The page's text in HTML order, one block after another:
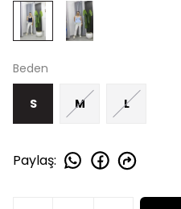
Beden
S M L
Paylaş: